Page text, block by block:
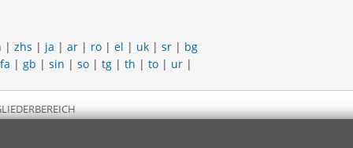
| zhs | ja | ar | ro | el | uk | sr | bg
fa | gb | sin | so | tg | th | to | ur |